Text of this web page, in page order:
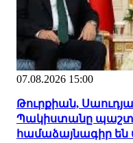
07.08.2026 15:00
Թուրքիան,
Պակիստանը
համաձայնագիր են